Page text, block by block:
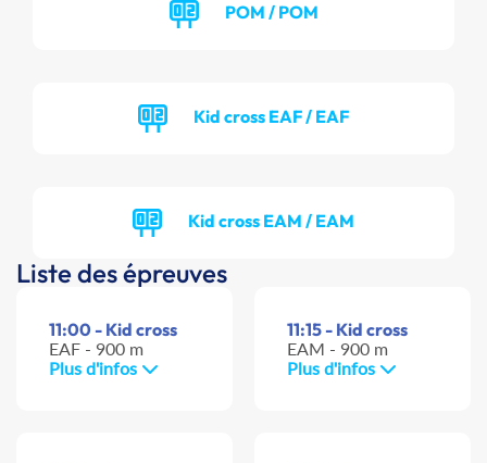
POM / POM
Kid cross EAF / EAF
Kid cross EAM / EAM
Liste des épreuves
11:00 - Kid cross
EAF - 900 m
Plus d'infos
11:15 - Kid cross
EAM - 900 m
Plus d'infos